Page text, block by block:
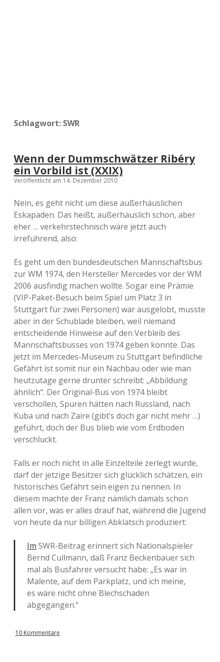
Schlagwort: SWR
Wenn der Dummschwätzer Ribéry
ein Vorbild ist (XXIX)
Veröffentlicht am 14. Dezember 2010
Nein, es geht nicht um diese außerhäuslichen
Eskapaden. Das heißt, außerhäuslich schon, aber
eher … verkehrstechnisch wäre jetzt auch
irreführend, also:
Es geht um den bundesdeutschen Mannschaftsbus
zur WM 1974, den Hersteller Mercedes vor der WM
2006 ausfindig machen wollte. Sogar eine Prämie
(VIP-Paket-Besuch beim Spiel um Platz 3 in
Stuttgart für zwei Personen) war ausgelobt, musste
aber in der Schublade bleiben, weil niemand
entscheidende Hinweise auf den Verbleib des
Mannschaftsbusses von 1974 geben konnte. Das
jetzt im Mercedes-Museum zu Stuttgart befindliche
Gefährt ist somit nur ein Nachbau oder wie man
heutzutage gerne drunter schreibt: „Abbildung
ähnlich“. Der Original-Bus von 1974 bleibt
verschollen, Spuren hätten nach Russland, nach
Kuba und nach Zaire (gibt’s doch gar nicht mehr …)
geführt, doch der Bus blieb wie vom Erdboden
verschluckt.
Falls er noch nicht in alle Einzelteile zerlegt wurde,
darf der jetzige Besitzer sich glücklich schätzen, ein
historisches Gefährt sein eigen zu nennen. In
diesem machte der Franz nämlich damals schon
allen vor, was er alles drauf hat, während die Jugend
von heute da nur billigen Abklatsch produziert:
Im SWR-Beitrag erinnert sich Nationalspieler
Bernd Cullmann, daß Franz Beckenbauer sich
mal als Busfahrer versucht habe: „Es war in
Malente, auf dem Parkplatz, und ich meine,
es wäre nicht ohne Blechschaden
abgegangen.“
10 Kommentare